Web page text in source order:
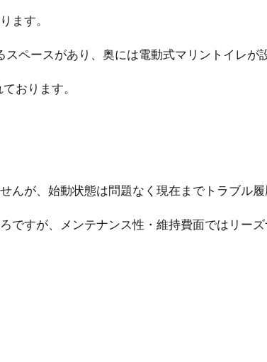
ます。
ペースがあり、奥には電動式マリントイレが
おります。
んが、始動状態は問題なく現在までトラブル
ですが、メンテナンス性・維持費面ではリー